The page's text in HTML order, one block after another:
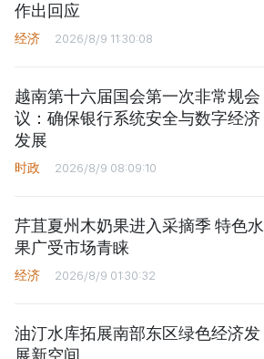
作出回应
经济 2026/8/9 11:30:08
越南第十六届国会第一次非常规会
议：确保银行系统安全与数字经济
发展
时政 2026/8/9 08:09:10
芹苴夏州木奶果进入采摘季 特色水
果广受市场青睐
经济 2026/8/9 01:30:32
油汀水库拓展南部东区绿色经济发